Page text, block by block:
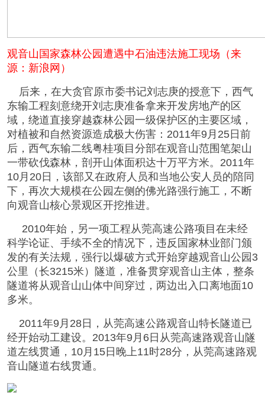
观音山国家森林公园遭遇中石油违法施工现场（来
源：新浪网）
后来，在大贪官原市委书记刘志庚的授意下，西气
东输工程刻意绕开刘志庚准备拿来开发房地产的区
域，绕道直接穿越森林公园一级保护区的主要区域，
对植被和自然资源造成极大伤害：2011年9月25日前
后，西气东输二线粤桂项目分部在观音山范围笔架山
一带砍伐森林，剖开山体面积达十万平方米。2011年
10月20日，该部又在政府人员和当地公安人员的陪同
下，再次大规模在公园左侧的佛光路强行施工，不断
向观音山核心景观区开挖推进。
2010年始，另一项工程从莞高速公路项目在未经
科学论证、手续不全的情况下，违反国家林业部门颁
发的有关法规，强行以爆破方式开始穿越观音山公园3
公里（长3215米）隧道，准备贯穿观音山主体，整条
隧道将从观音山山体中间穿过，两边出入口离地面10
多米。
2011年9月28日，从莞高速公路观音山特长隧道已
经开始动工建设。2013年9月6日从莞高速路观音山隧
道左线贯通，10月15日晚上11时28分，从莞高速路观
音山隧道右线贯通。